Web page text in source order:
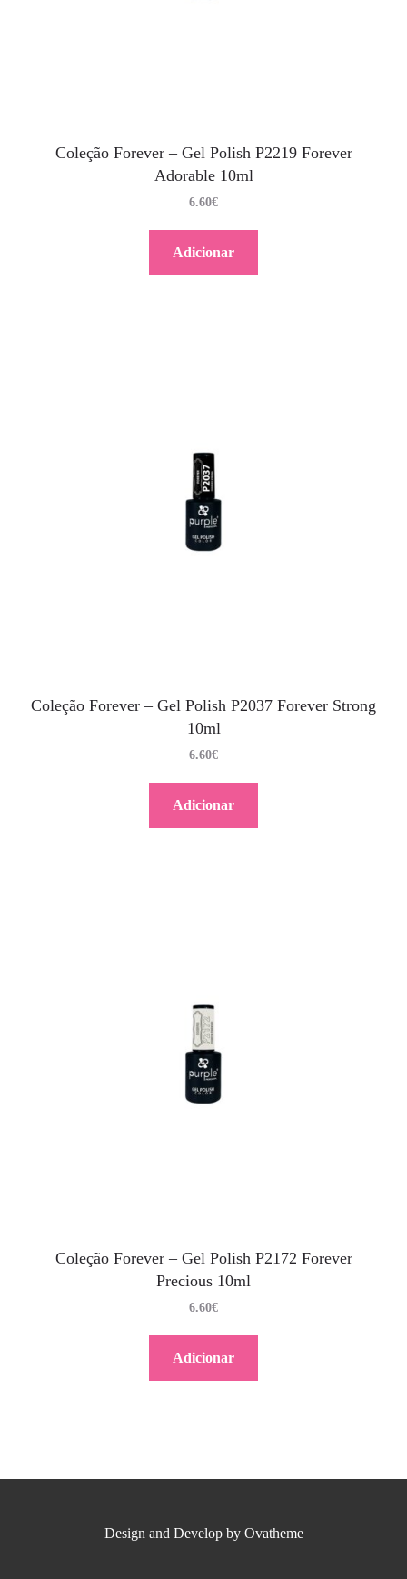
Coleção Forever – Gel Polish P2219 Forever
Adorable 10ml
6.60€
Adicionar
Coleção Forever – Gel Polish P2037 Forever Strong
10ml
6.60€
Adicionar
Coleção Forever – Gel Polish P2172 Forever
Precious 10ml
6.60€
Adicionar
Design and Develop by Ovatheme